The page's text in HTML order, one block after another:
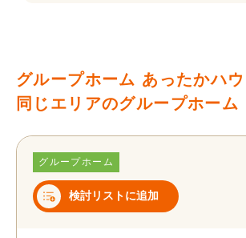
グループホーム あったかハ
同じエリアのグループホーム
グループホーム
検討リストに追加